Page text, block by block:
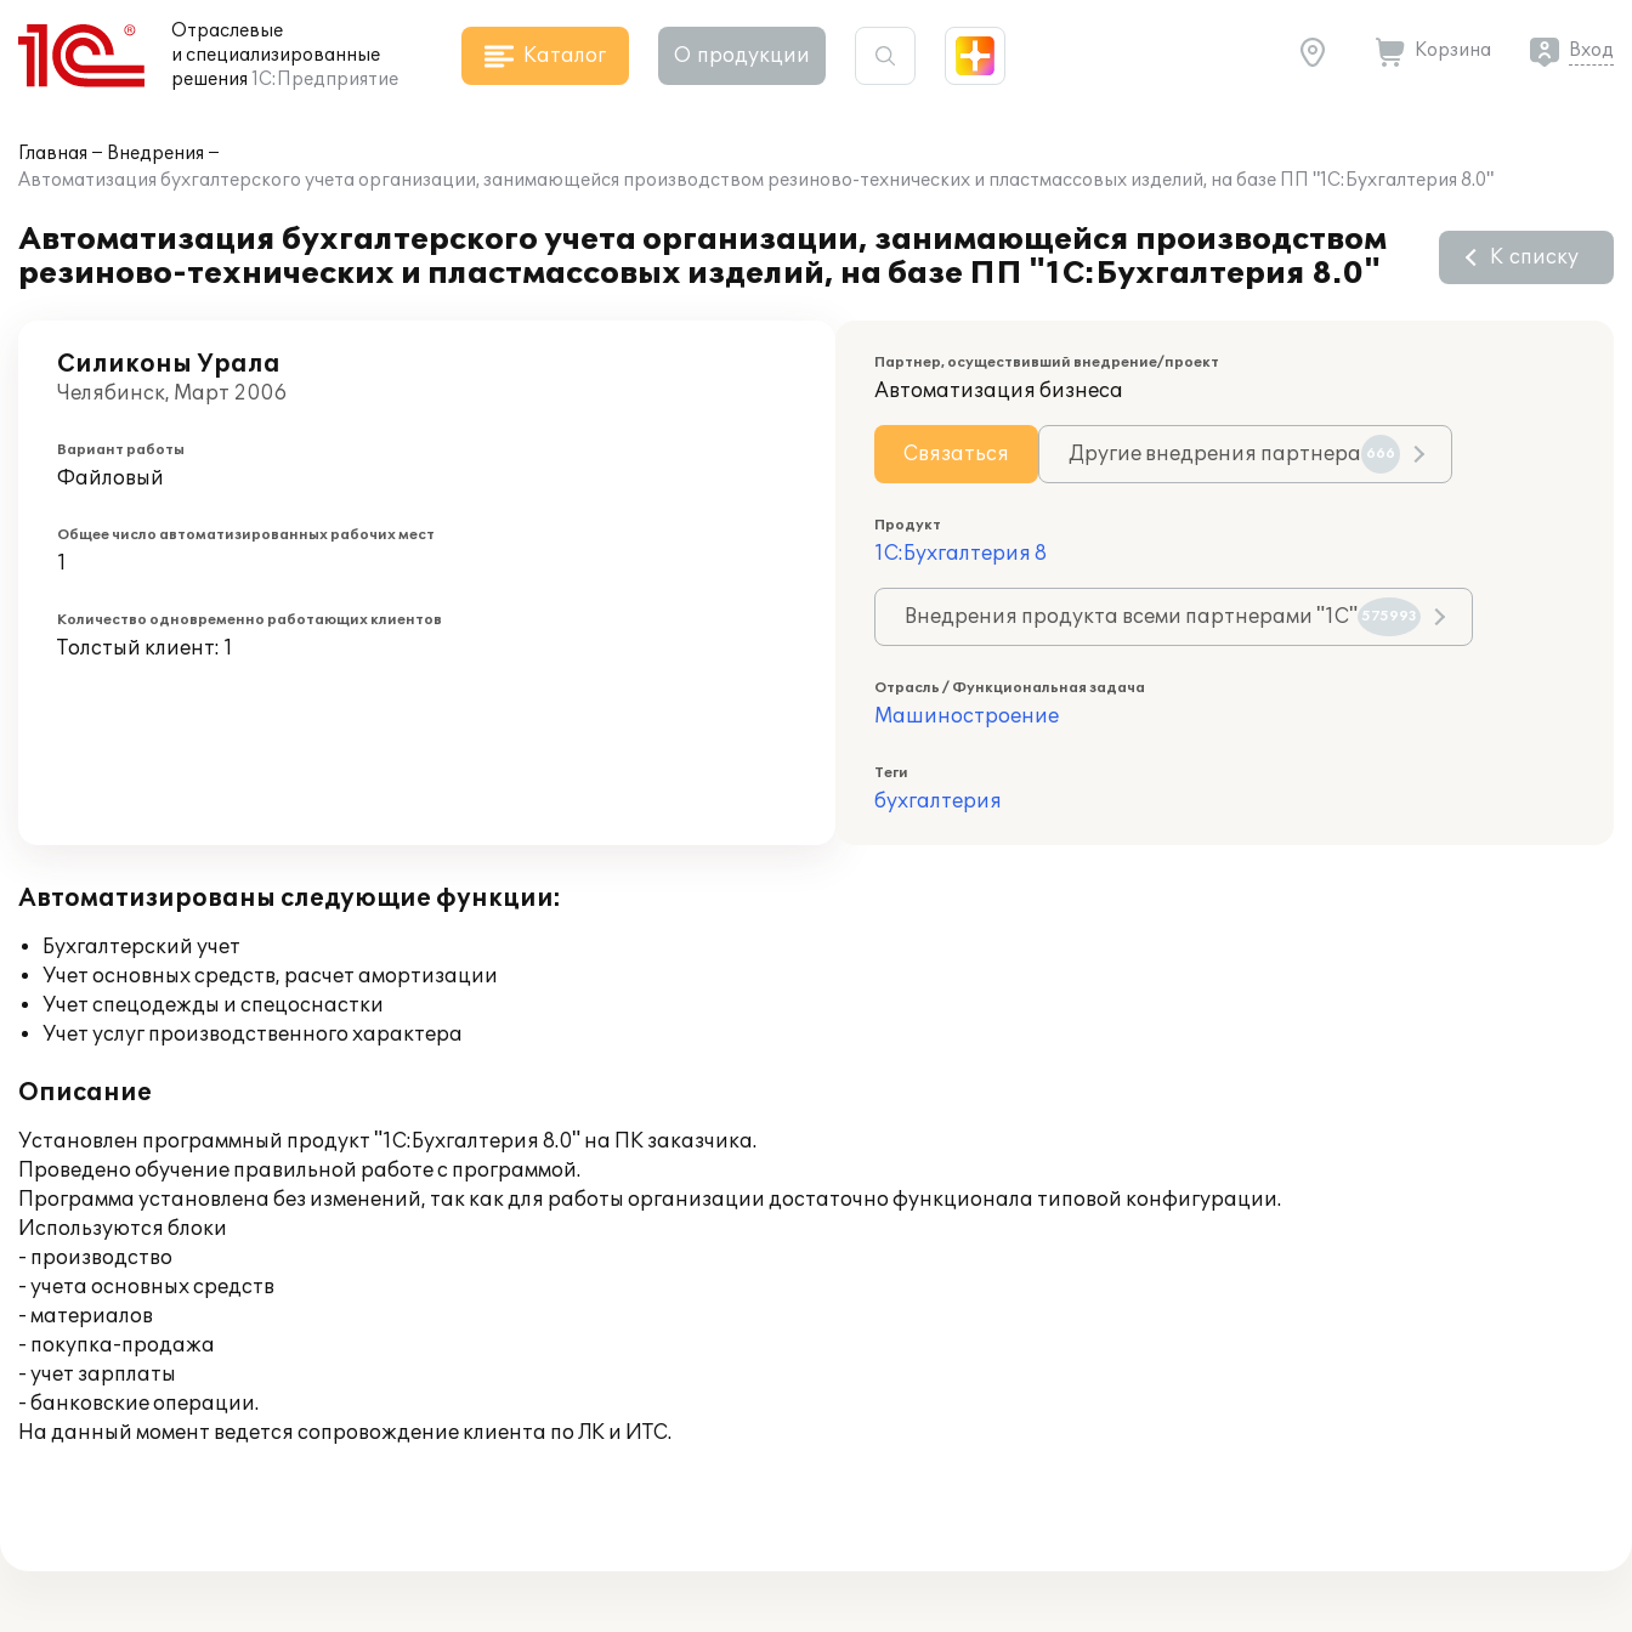
Отраслевые
и специализированные
решения 1С:Предприятие
Каталог О продукции Корзина Вход
Главная
Внедрения
Автоматизация бухгалтерского учета организации, занимающейся производством резиново-технических и пластмассовых изделий, на базе ПП "1С:Бухгалтерия 8.0"
Автоматизация бухгалтерского учета организации, занимающейся производством
резиново-технических и пластмассовых изделий, на базе ПП "1С:Бухгалтерия 8.0"
К списку
Силиконы Урала
Челябинск, Март 2006
Вариант работы
Файловый
Общее число автоматизированных рабочих мест
1
Количество одновременно работающих клиентов
Толстый клиент: 1
Партнер, осуществивший внедрение/проект
Автоматизация бизнеса
Связаться Другие внедрения партнера 666
Продукт
1С:Бухгалтерия 8
Внедрения продукта всеми партнерами "1С" 575993
Отрасль / Функциональная задача
Машиностроение
Теги
бухгалтерия
Автоматизированы следующие функции:
Бухгалтерский учет
Учет основных средств, расчет амортизации
Учет спецодежды и спецоснастки
Учет услуг производственного характера
Описание
Установлен программный продукт "1С:Бухгалтерия 8.0" на ПК заказчика.
Проведено обучение правильной работе с программой.
Программа установлена без изменений, так как для работы организации достаточно функционала типовой конфигурации.
Используются блоки
- производство
- учета основных средств
- материалов
- покупка-продажа
- учет зарплаты
- банковские операции.
На данный момент ведется сопровождение клиента по ЛК и ИТС.